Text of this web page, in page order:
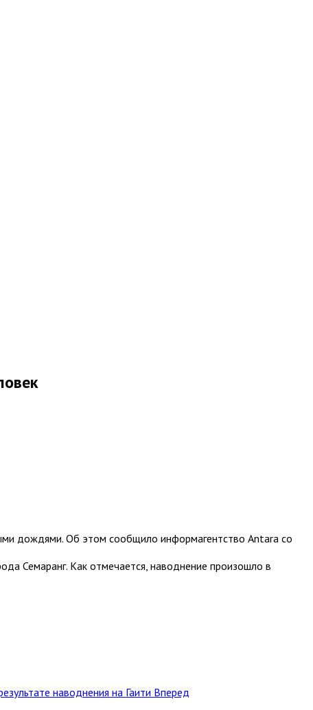
дождями. Об этом сообщило информагентство Antara со
Семаранг. Как отмечается, наводнение произошло в
наводнения на Гаити Вперед